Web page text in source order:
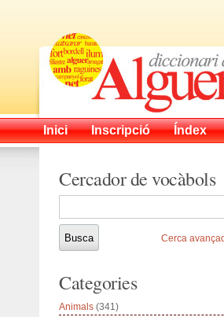
Inici Inscripció Índex
Cercador de vocàbols
Cerca
Categories
Animals (341)